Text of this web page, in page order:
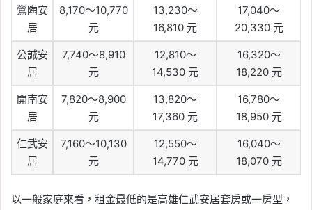
鶯陶安
居
8,170～10,770
元
13,230～
16,810 元
17,040～
20,330 元
公誠安
居
7,740～8,910
元
12,810～
14,530 元
16,320～
18,220 元
開南安
居
7,820～8,900
元
13,820～
17,360 元
16,780～
18,950 元
仁武安
居
7,160～10,130
元
12,550～
14,770 元
16,040～
18,070 元
以一般家庭來看，租金最低的是高雄仁武安居套房或一房型，